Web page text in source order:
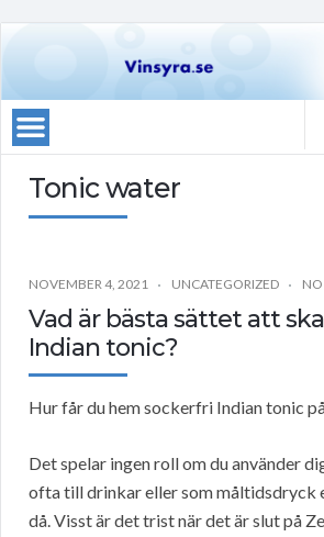
Tonic water
NOVEMBER 4, 2021 UNCATEGORIZED
Vad är bästa sättet att
Indian tonic?
Hur får du hem sockerfri Indian tonic
Det spelar ingen roll om du använder
ofta till drinkar eller som måltidsdryck
då. Visst är det trist när det är slut på